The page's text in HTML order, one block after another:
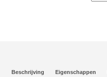
Beschrijving Eigenschappen